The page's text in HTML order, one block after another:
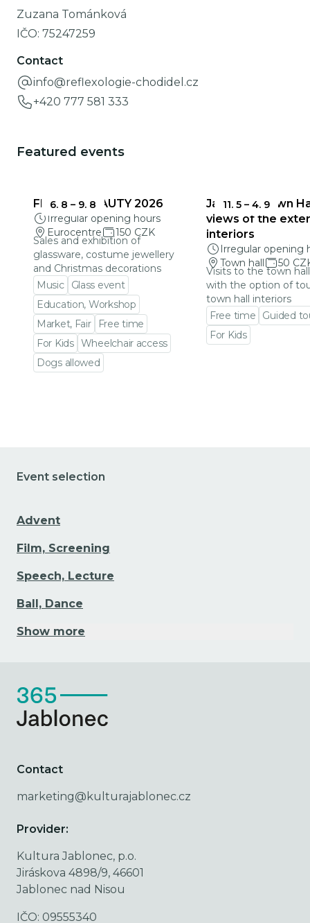
Zuzana Tománková
IČO: 75247259
Contact
info@reflexologie-chodidel.cz
+420 777 581 333
Featured events
6. 8 – 9. 8
FRAGILE BEAUTY 2026
Irregular opening hours
Eurocentre
150 CZK
Sales and exhibition of
glassware, costume jewellery
and Christmas decorations
Music
Glass event
Education, Workshop
Market, Fair
Free time
For Kids Wheelchair access
Dogs allowed
11. 5 – 4. 9
Jablonec Town
views of the
interiors
Irregular opening
Town hall
50
Visits to the town
with the option of
town hall interiors
Free time
Guided
For Kids
Event selection
Advent
Film, Screening
Speech, Lecture
Ball, Dance
Show more
Contact
marketing@kulturajablonec.cz
Provider:
Kultura Jablonec, p.o.
Jiráskova 4898/9, 46601
Jablonec nad Nisou
IČO: 09555340